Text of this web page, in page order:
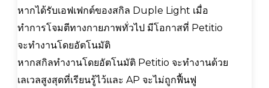
หากได้รับเอฟเฟกต์ของสกิล Duple Light เมื่อ
ทำการโจมตีทางกายภาพทั่วไป มีโอกาสที่ Petitio
จะทำงานโดยอัตโนมัติ
หากสกิลทำงานโดยอัตโนมัติ Petitio จะทำงานด้วย
เลเวลสูงสุดที่เรียนรู้ไว้และ AP จะไม่ถูกฟื้นฟู